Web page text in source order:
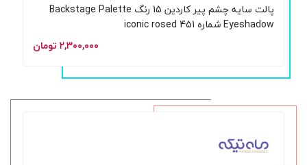
پالت سایه چشم پیر کاردین 15 رنگ Backstage Palette
Eyeshadow شماره iconic rosed 451
۲,۳۰۰,۰۰۰ تومان